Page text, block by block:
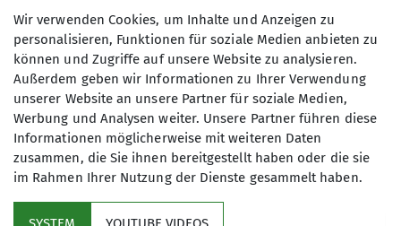
Maximale Teilnehmeranzahl
50
Wir verwenden Cookies, um Inhalte und Anzeigen zu
personalisieren, Funktionen für soziale Medien anbieten zu
können und Zugriffe auf unsere Website zu analysieren.
Außerdem geben wir Informationen zu Ihrer Verwendung
unserer Website an unsere Partner für soziale Medien,
Werbung und Analysen weiter. Unsere Partner führen diese
Informationen möglicherweise mit weiteren Daten
zusammen, die Sie ihnen bereitgestellt haben oder die sie
im Rahmen Ihrer Nutzung der Dienste gesammelt haben.